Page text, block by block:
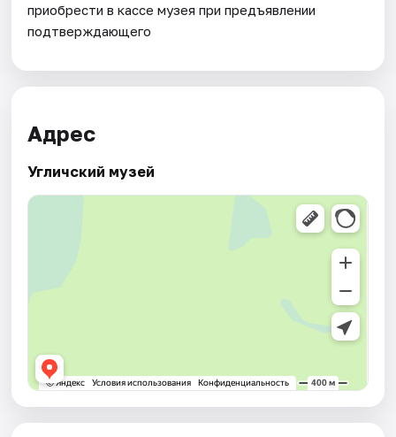
приобрести в кассе музея при предъявлении
подтверждающего
Адрес
Угличский музей